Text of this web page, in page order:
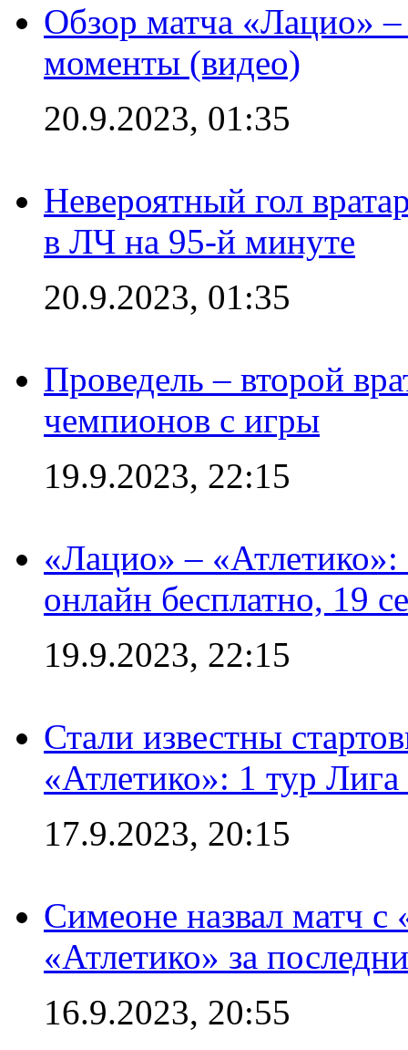
Обзор матча «Лацио»
моменты (видео)
20.9.2023, 01:35
Невероятный гол
в ЛЧ на 95-й минуте
20.9.2023, 01:35
Проведель – второй
чемпионов с игры
19.9.2023, 22:15
«Лацио» –
онлайн бесплатно, 19
19.9.2023, 22:15
Стали известны
«Атлетико»: 1 тур
17.9.2023, 20:15
Симеоне назвал матч
«Атлетико» за
16.9.2023, 20:55